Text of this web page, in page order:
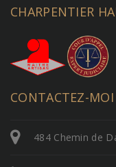
CHARPENTIER
CONTACTEZ-MOI
484 Chemin de